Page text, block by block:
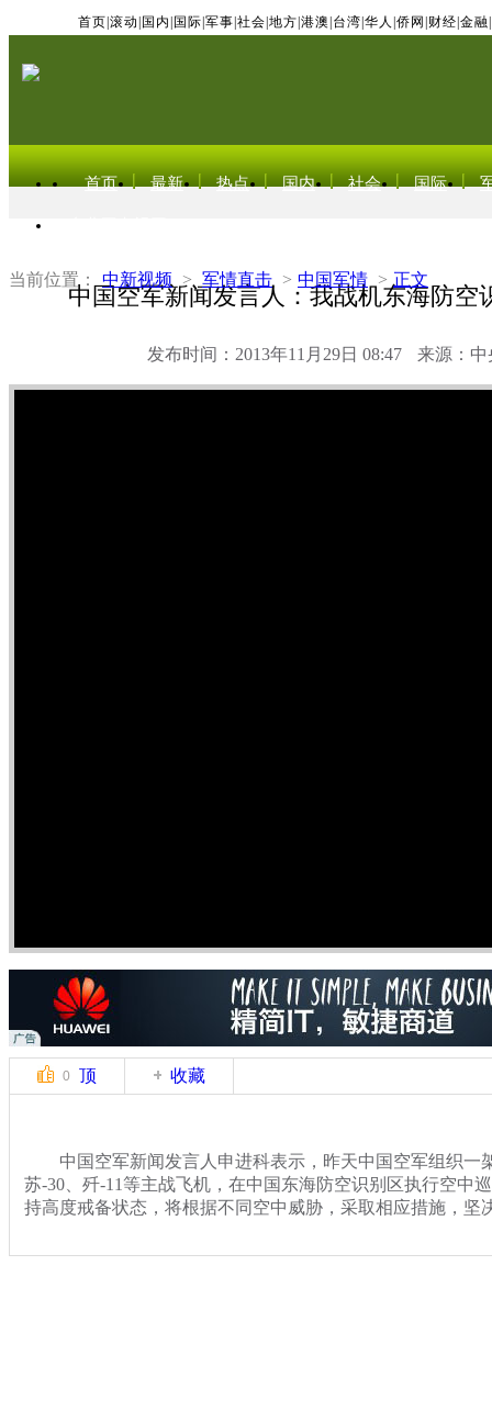
首页 滚动 国内 国际 军事 社会 地方 港澳 台湾 华人 侨网 财经 金融
首页 最新 热点 国内 社会 国际
当前位置： 中新视频 > 军情直击 > 中国军情 > 正文
中国空军新闻发言人：我战机东海防空
发布时间：2013年11月29日 08:47 来源：中
0 顶 收藏
中国空军新闻发言人申进科表示，昨天中国空军组织一
苏-30、歼-11等主战飞机，在中国东海防空识别区执行空中
持高度戒备状态，将根据不同空中威胁，采取相应措施，坚